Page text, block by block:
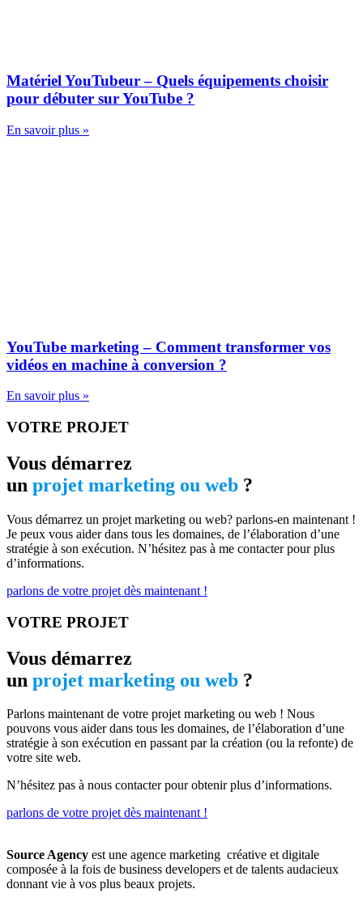
Matériel YouTubeur – Quels équipements choisir
pour débuter sur YouTube ?
En savoir plus »
YouTube marketing – Comment transformer vos
vidéos en machine à conversion ?
En savoir plus »
VOTRE PROJET
Vous démarrez
un projet marketing ou web ?
Vous démarrez un projet marketing ou web? parlons-en maintenant !
Je peux vous aider dans tous les domaines, de l’élaboration d’une
stratégie à son exécution. N’hésitez pas à me contacter pour plus
d’informations.
parlons de votre projet dès maintenant !
VOTRE PROJET
Vous démarrez
un projet marketing ou web ?
Parlons maintenant de votre projet marketing ou web ! Nous
pouvons vous aider dans tous les domaines, de l’élaboration d’une
stratégie à son exécution en passant par la création (ou la refonte) de
votre site web.
N’hésitez pas à nous contacter pour obtenir plus d’informations.
parlons de votre projet dès maintenant !
Source Agency est une agence marketing créative et digitale
composée à la fois de business developers et de talents audacieux
donnant vie à vos plus beaux projets.